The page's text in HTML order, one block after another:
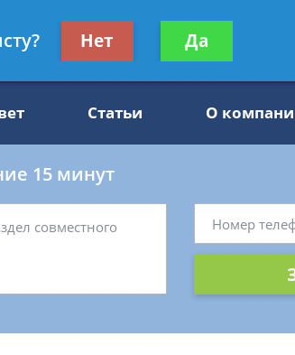
Получите консультацию
бесплатно
Статьи О
15 минут
Нет Да